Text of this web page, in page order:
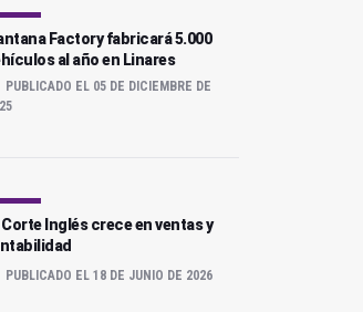
Factory fabricará 5.000
al año en Linares
PUBLICADO EL 05 DE DICIEMBRE DE
Corte Inglés crece en ventas y
PUBLICADO EL 18 DE JUNIO DE 2026